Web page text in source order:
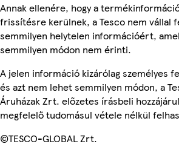
Annak ellenére, hogy a
frissítésre kerülnek, a Tesco nem vállal
semmilyen helytelen információért,
semmilyen módon nem érinti.
A jelen információ kizárólag személyes
és azt nem lehet semmilyen módon, a
Áruházak Zrt. előzetes írásbeli
megfelelő tudomásul vétele nélkül
©TESCO-GLOBAL Zrt.